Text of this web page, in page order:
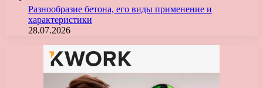
Разнообразие бетона, его виды применение и
характеристики
28.07.2026